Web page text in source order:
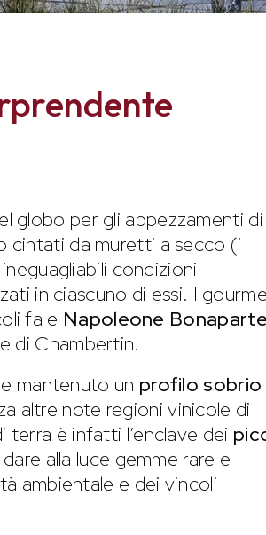
globo per gli appezzamenti di
cintati da muretti a secco (i
condizioni
in ciascuno di essi. I
fa e Napoleone
di Chambertin.
mantenuto un profilo sobrio
altre note regioni vinicole di
è infatti l’enclave dei
alla luce gemme rare e
ambientale e dei vincoli